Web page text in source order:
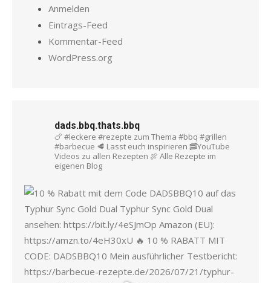
Anmelden
Eintrags-Feed
Kommentar-Feed
WordPress.org
dads.bbq.thats.bbq
🍗 #leckere #rezepte zum Thema #bbq #grillen
#barbecue 🥩 Lasst euch inspirieren 🥓YouTube
Videos zu allen Rezepten 🍖 Alle Rezepte im
eigenen Blog